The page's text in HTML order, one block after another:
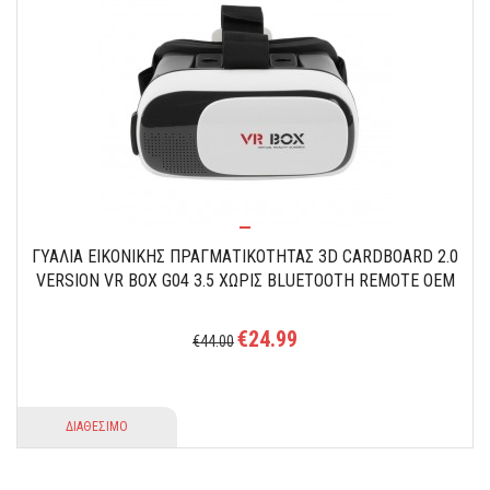
ΓΥΑΛΙΑ ΕΙΚΟΝΙΚΗΣ ΠΡΑΓΜΑΤΙΚΟΤΗΤΑΣ 3D CARDBOARD 2.0
VERSION VR BOX G04 3.5 ΧΩΡΊΣ BLUETOOTH REMOTE OEM
€44.00€24.99
ΔΙΑΘΕΣΙΜΟ